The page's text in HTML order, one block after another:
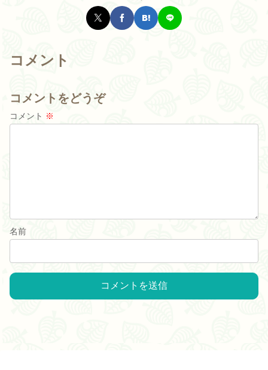
コメント
コメントをどうぞ
コメント ※
名前